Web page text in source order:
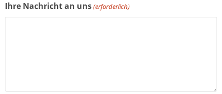
Ihre Nachricht an uns(erforderlich)